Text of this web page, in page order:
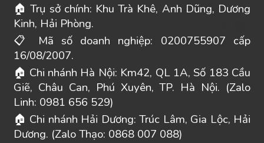
🏠 Trụ sở chính: Khu Trà Khê, Anh Dũng, Dương
Kinh, Hải Phòng.
📋
Mã số doanh nghiệp: 0200755907 cấp
16/08/2007.
🏠 Chi nhánh Hà Nội: Km42, QL 1A, Số 183 Cầu
Giẽ, Châu Can, Phú Xuyên, TP. Hà Nội. (Zalo
Linh: 0981 656 529)
🏠 Chi nhánh Hải Dương: Trúc Lâm, Gia Lộc, Hải
Dương. (Zalo Thạo: 0868 007 088)